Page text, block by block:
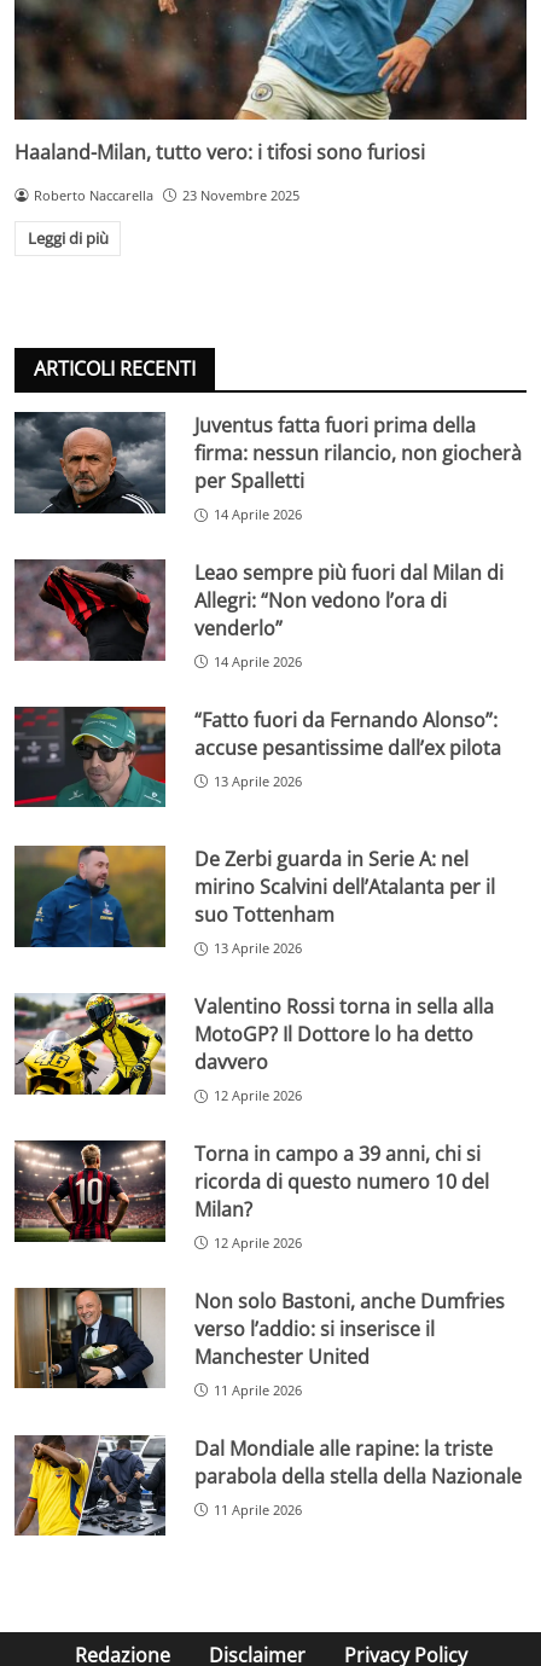
Haaland-Milan, tutto vero: i tifosi sono furiosi
Roberto Naccarella 23 Novembre 2025
Leggi di più
ARTICOLI RECENTI
Juventus fatta fuori prima della
firma: nessun rilancio, non giocherà
per Spalletti
14 Aprile 2026
Leao sempre più fuori dal Milan di
Allegri: “Non vedono l’ora di
venderlo”
14 Aprile 2026
“Fatto fuori da Fernando Alonso”:
accuse pesantissime dall’ex pilota
13 Aprile 2026
De Zerbi guarda in Serie A: nel
mirino Scalvini dell’Atalanta per il
suo Tottenham
13 Aprile 2026
Valentino Rossi torna in sella alla
MotoGP? Il Dottore lo ha detto
davvero
12 Aprile 2026
Torna in campo a 39 anni, chi si
ricorda di questo numero 10 del
Milan?
12 Aprile 2026
Non solo Bastoni, anche Dumfries
verso l’addio: si inserisce il
Manchester United
11 Aprile 2026
Dal Mondiale alle rapine: la triste
parabola della stella della Nazionale
11 Aprile 2026
Redazione Disclaimer Privacy Policy